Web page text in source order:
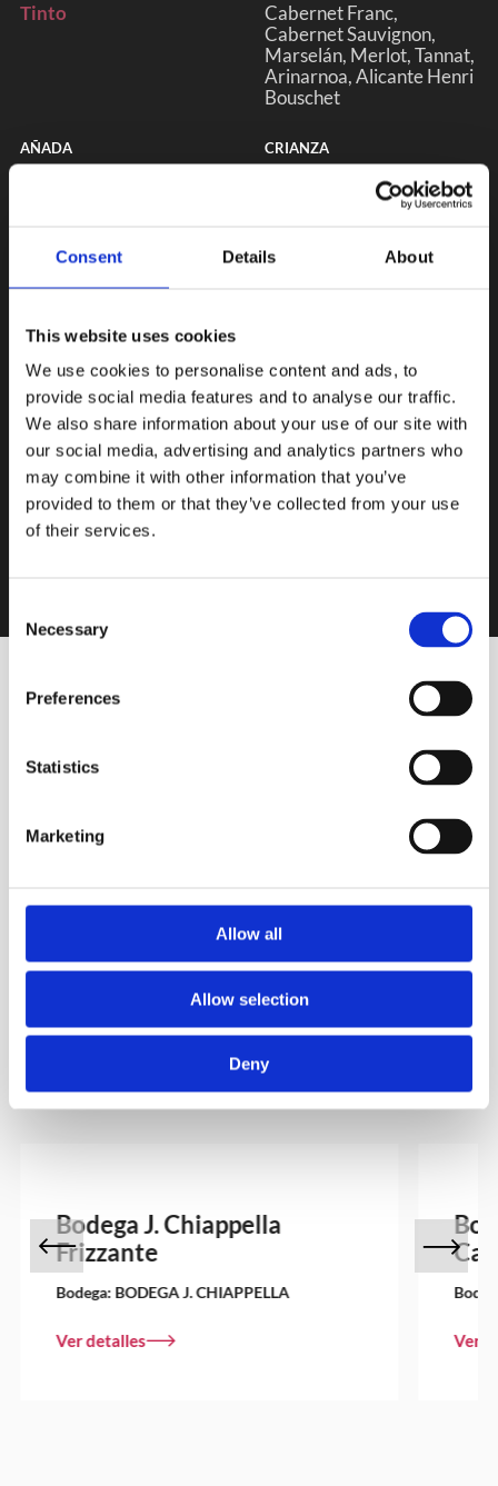
Consent Details About
This website uses cookies
We use cookies to personalise content and ads, to
provide social media features and to analyse our traffic.
We also share information about your use of our site with
our social media, advertising and analytics partners who
may combine it with other information that you’ve
provided to them or that they’ve collected from your use
of their services.
Selection
Necessary
Preferences
Statistics
Marketing
Allow all
Allow selection
Deny
Tinto
Cabernet Franc
Cabernet Sauvignon
Marselán Merlot Tannat
Arinarnoa Alicante Henri
Bouschet
AÑADA CRIANZA
Bruna Malbec Reserva 2018
VIÑAS DEL QUINTÓN
Ver todos
Bodega J. Chiappella
Frizzante
Bodega: BODEGA J. CHIAPPELLA
Ver detalles Ver